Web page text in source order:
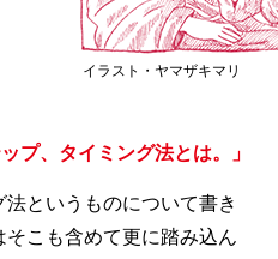
イラスト・ヤマザキマリ
プ、タイミング法とは。」
というものについて書き
そこも含めて更に踏み込ん